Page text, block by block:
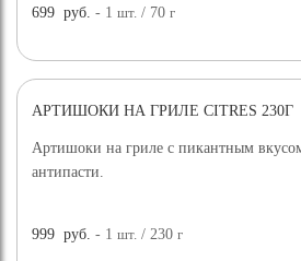
699 руб. - 1шт. / 70г
АРТИШОКИ НА ГРИЛЕ CITRES 230Г
Артишоки на гриле с пикантным
антипасти.
999 руб. - 1шт. / 230г